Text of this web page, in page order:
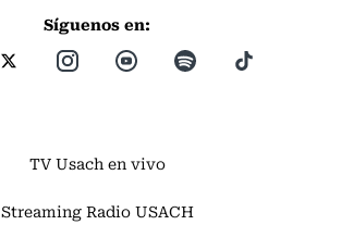
Síguenos en:
TV Usach en vivo
Streaming Radio USACH